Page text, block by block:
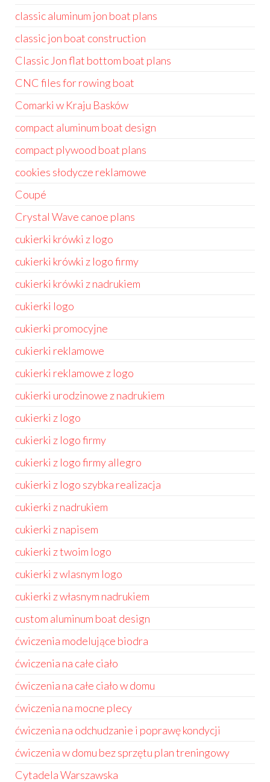
classic aluminum jon boat plans
classic jon boat construction
Classic Jon flat bottom boat plans
CNC files for rowing boat
Comarki w Kraju Basków
compact aluminum boat design
compact plywood boat plans
cookies słodycze reklamowe
Coupé
Crystal Wave canoe plans
cukierki krówki z logo
cukierki krówki z logo firmy
cukierki krówki z nadrukiem
cukierki logo
cukierki promocyjne
cukierki reklamowe
cukierki reklamowe z logo
cukierki urodzinowe z nadrukiem
cukierki z logo
cukierki z logo firmy
cukierki z logo firmy allegro
cukierki z logo szybka realizacja
cukierki z nadrukiem
cukierki z napisem
cukierki z twoim logo
cukierki z wlasnym logo
cukierki z własnym nadrukiem
custom aluminum boat design
ćwiczenia modelujące biodra
ćwiczenia na całe ciało
ćwiczenia na całe ciało w domu
ćwiczenia na mocne plecy
ćwiczenia na odchudzanie i poprawę kondycji
ćwiczenia w domu bez sprzętu plan treningowy
Cytadela Warszawska